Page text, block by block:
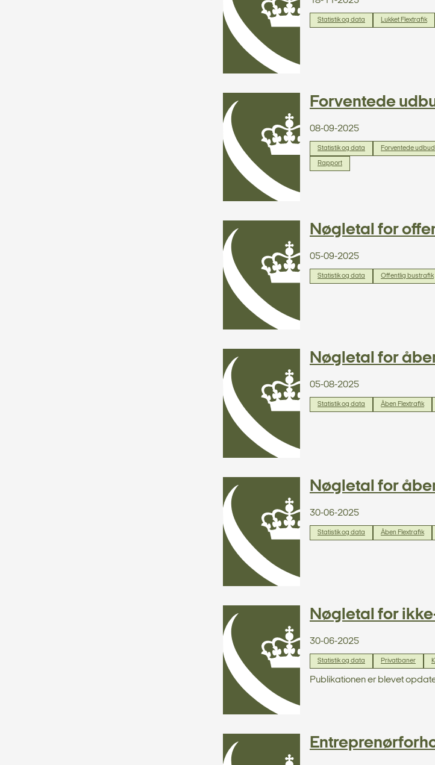
Statistik og data Lukket Flextrafik
Forventede
08-09-2025
Statistik og data Forventede
Rapport
Nøgletal for
05-09-2025
Statistik og data Offentlig bustrafik
Nøgletal for
05-08-2025
Statistik og data Åben Flextrafik
Nøgletal for
30-06-2025
Statistik og data Åben Flextrafik
Nøgletal for
30-06-2025
Statistik og data Privatbaner
Publikationen er blevet